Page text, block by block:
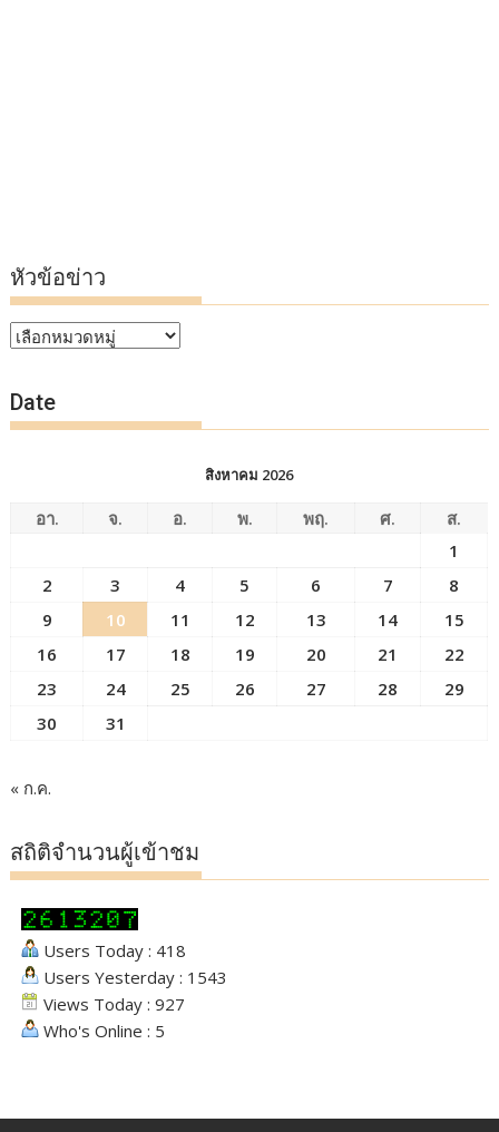
หัวข้อข่าว
หัวข้อ
Date
สิงหาคม 2026
อา. จ. อ. พ. พฤ. ศ.
ส.
1
2
3 4 5 6 7
8
9
10 11 12 13 14
15
16
17 18 19 20 21
22
23
24 25 26 27 28
29
30
31
« ก.ค.
สถิติจำนวนผู้เข้าชม
Users Today : 418
Users Yesterday : 1543
Views Today : 927
Who's Online : 5